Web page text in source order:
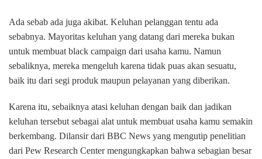
Ada sebab ada juga akibat. Keluhan pelanggan tentu ada
sebabnya. Mayoritas keluhan yang datang dari mereka bukan
untuk membuat black campaign dari usaha kamu. Namun
sebaliknya, mereka mengeluh karena tidak puas akan sesuatu,
baik itu dari segi produk maupun pelayanan yang diberikan.
Karena itu, sebaiknya atasi keluhan dengan baik dan jadikan
keluhan tersebut sebagai alat untuk membuat usaha kamu semakin
berkembang. Dilansir dari BBC News yang mengutip penelitian
dari Pew Research Center mengungkapkan bahwa sebagian besar